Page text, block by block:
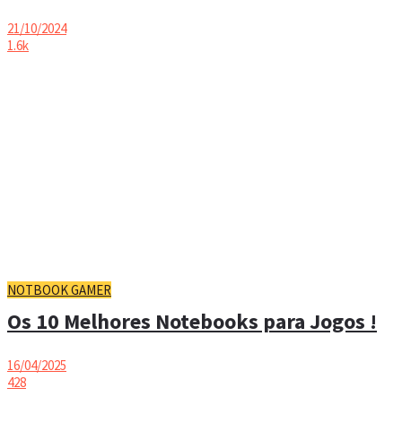
21/10/2024
1.6k
NOTBOOK GAMER
Os 10 Melhores Notebooks para Jogos !
16/04/2025
428